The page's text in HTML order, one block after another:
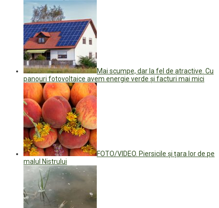
Mai scumpe, dar la fel de atractive. Cu
panouri fotovoltaice avem energie verde și facturi mai mici
FOTO/VIDEO. Piersicile și țara lor de pe
malul Nistrului